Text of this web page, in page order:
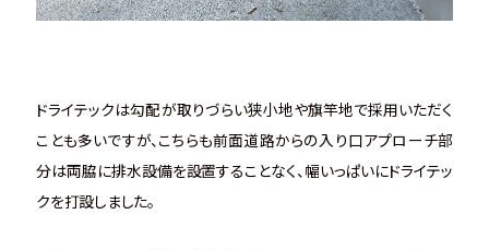
ドライテックは勾配が取りづらい狭小地や旗竿地で採用いただく
ことも多いですが、こちらも前面道路からの入り口アプローチ部
分は両脇に排水設備を設置することなく、幅いっぱいにドライテッ
クを打設しました。